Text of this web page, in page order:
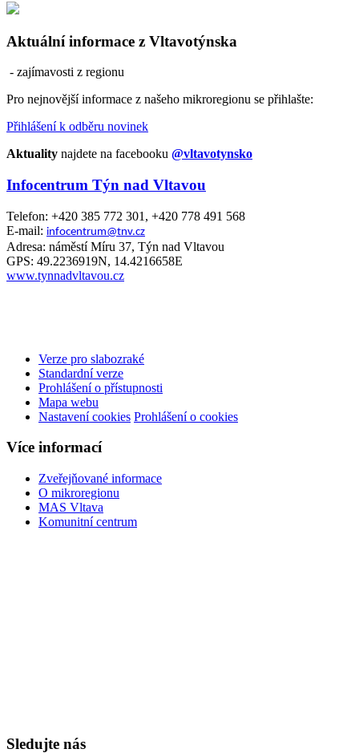
Aktuální informace z Vltavotýnska
- zajímavosti z regionu
Pro nejnovější informace z našeho mikroregionu se přihlašte:
Přihlášení k odběru novinek
Aktuality najdete na facebooku @vltavotynsko
Infocentrum Týn nad Vltavou
Telefon: +420 385 772 301, +420 778 491 568
E-mail: infocentrum@tnv.cz
Adresa: náměstí Míru 37, Týn nad Vltavou
GPS: 49.2236919N, 14.4216658E
www.tynnadvltavou.cz
Verze pro slabozraké
Standardní verze
Prohlášení o přístupnosti
Mapa webu
Nastavení cookies Prohlášení o cookies
Více informací
Zveřejňované informace
O mikroregionu
MAS Vltava
Komunitní centrum
Sledujte nás